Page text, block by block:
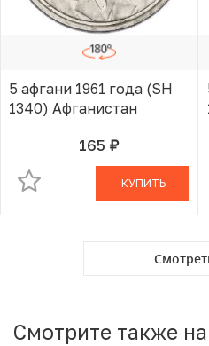
5 афгани 1961 года (SH
1340) Афганистан
165 руб.В КОРЗИНЕ
КУПИТЬ
Смотрите также